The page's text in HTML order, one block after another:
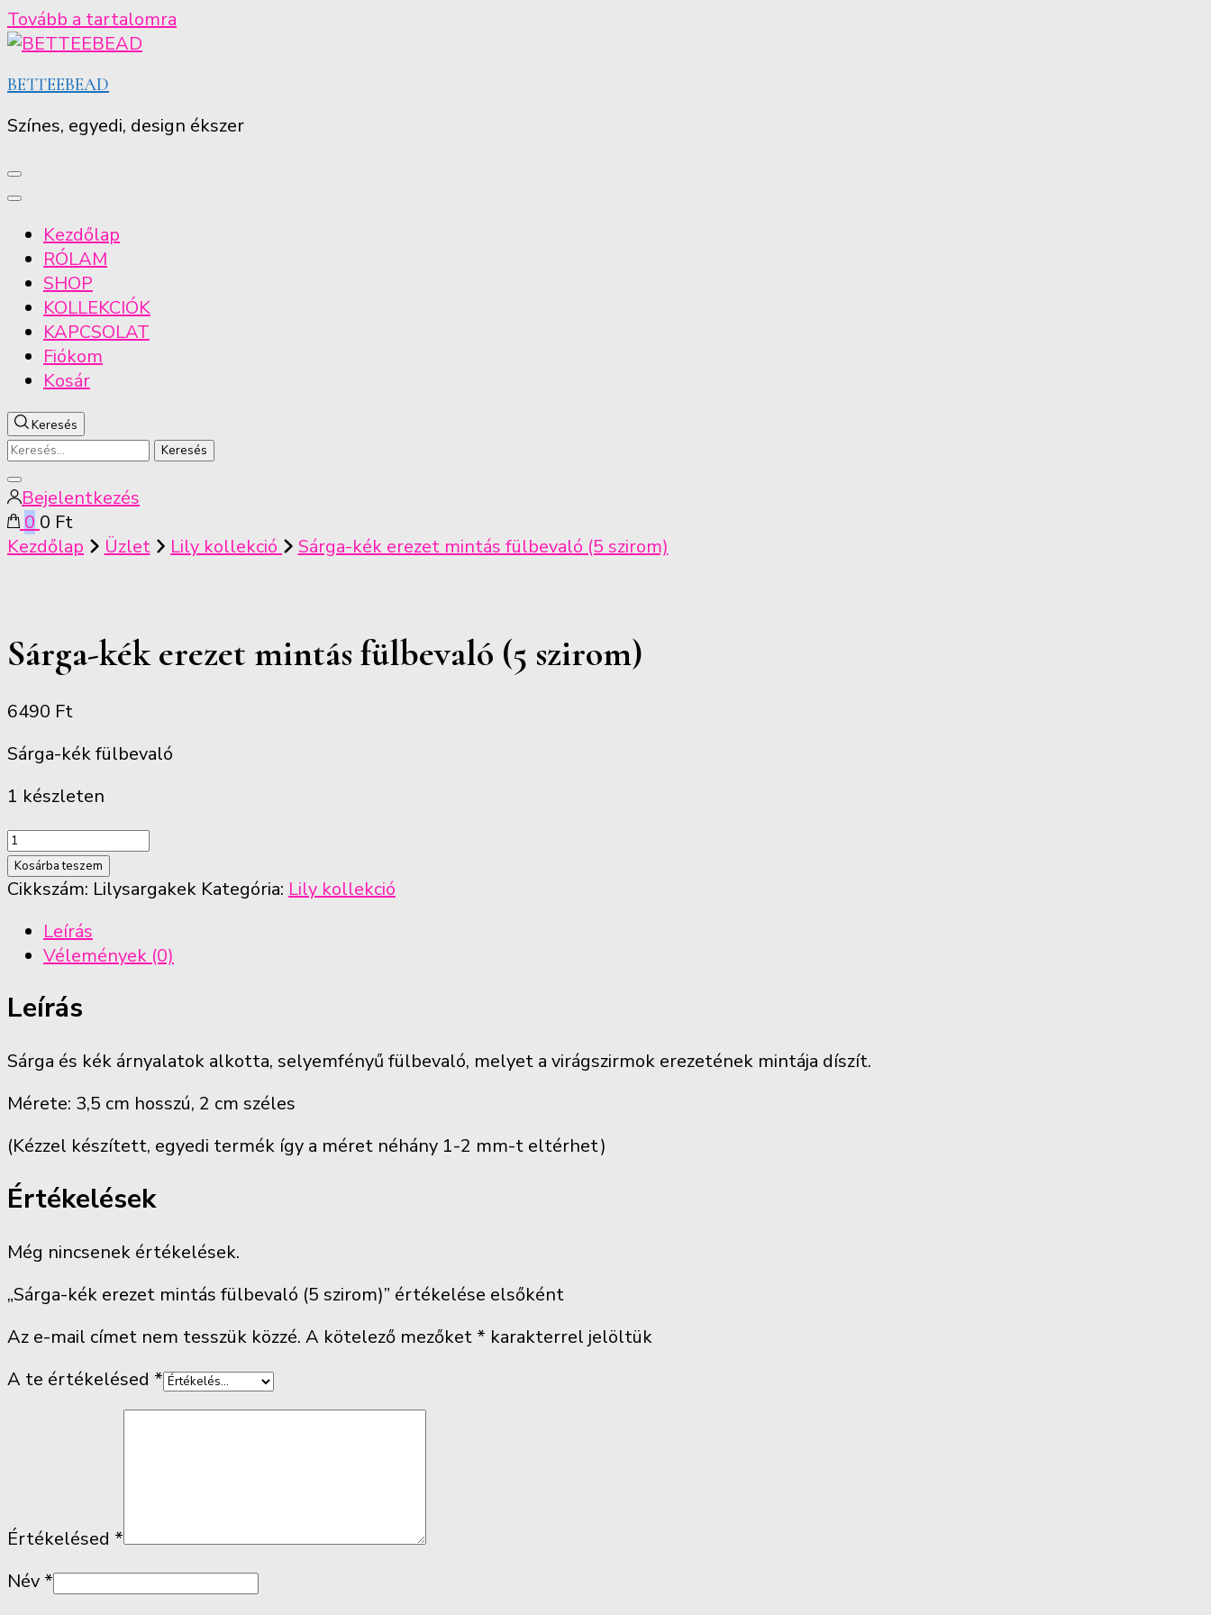
Tovább a tartalomra
BETTEEBEAD
Színes, egyedi, design ékszer
Kezdőlap
RÓLAM
SHOP
KOLLEKCIÓK
KAPCSOLAT
Fiókom
Kosár
Keresés
Keresés:
Keresés
bezárása
Bejelentkezés
0 0 Ft
Kezdőlap
Üzlet Lily kollekció Sárga-kék erezet mintás fülbevaló (5 szirom)
Sárga-kék erezet mintás fülbevaló (5 szirom)
6490 Ft
Sárga-kék fülbevaló
1 készleten
Sárga-
kék
erezet
fülbevaló
mennyiség
Kosárba teszem
Cikkszám: Lilysargakek Kategória: Lily kollekció
Leírás
Vélemények (0)
Leírás
Sárga és kék árnyalatok alkotta, selyemfényű fülbevaló, melyet a virágszirmok erezetének mintája díszít.
Mérete: 3,5 cm hosszú, 2 cm széles
(Kézzel készített, egyedi termék így a méret néhány 1-2 mm-t eltérhet)
Értékelések
Még nincsenek értékelések.
„Sárga-kék erezet mintás fülbevaló (5 szirom)” értékelése elsőként
Az e-mail címet nem tesszük közzé. A kötelező mezőket * karakterrel jelöltük
A te értékelésed *
Értékelésed *
Név *